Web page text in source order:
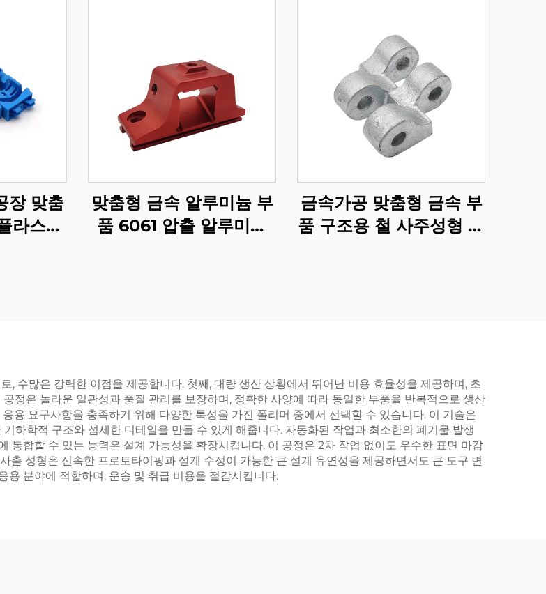
장 맞춤
라스틱
맞춤형 금속 알루미늄 부
품 6061 압출 알루미늄
금속가공 맞춤형 금속 부
품 구조용 철 사주성형 부
, 수많은 강력한 이점을 제공합니다. 첫째, 대량 생산 상황에서 뛰어난 비용 효율성을 제공하며, 초
정은 놀라운 일관성과 품질 관리를 보장하며, 정확한 사양에 따라 동일한 부품을 반복적으로 생산
용 요구사항을 충족하기 위해 다양한 특성을 가진 폴리머 중에서 선택할 수 있습니다. 이 기술은
하학적 구조와 섬세한 디테일을 만들 수 있게 해줍니다. 자동화된 작업과 최소한의 폐기물 발생
통합할 수 있는 능력은 설계 가능성을 확장시킵니다. 이 공정은 2차 작업 없이도 우수한 표면 마감
출 성형은 신속한 프로토타이핑과 설계 수정이 가능한 큰 설계 유연성을 제공하면서도 큰 도구 변
용 분야에 적합하며, 운송 및 취급 비용을 절감시킵니다.